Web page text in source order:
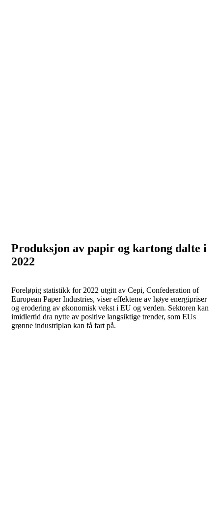
Produksjon av papir og kartong dalte i
2022
Foreløpig statistikk for 2022 utgitt av Cepi, Confederation of
European Paper Industries, viser effektene av høye energipriser
og erodering av økonomisk vekst i EU og verden. Sektoren kan
imidlertid dra nytte av positive langsiktige trender, som EUs
grønne industriplan kan få fart på.